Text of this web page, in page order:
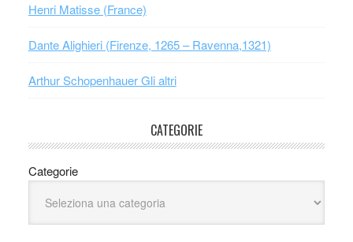
Henri Matisse (France)
Dante Alighieri (Firenze, 1265 – Ravenna,1321)
Arthur Schopenhauer Gli altri
CATEGORIE
Categorie